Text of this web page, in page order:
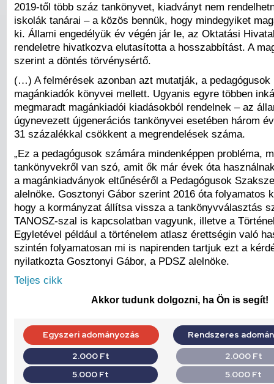
2019-től több száz tankönyvet, kiadványt nem
iskolák tanárai – a közös bennük, hogy mindegyiket
ki. Állami engedélyük év végén jár le, az Oktatási
rendeletre hivatkozva elutasította a hosszabbítást. A
szerint a döntés törvénysértő.
(…) A felmérések azonban azt mutatják, a pedagógusok
magánkiadók könyvei mellett. Ugyanis egyre többen
megmaradt magánkiadói kiadásokból rendelnek – az
úgynevezett újgenerációs tankönyvei esetében három
31 százalékkal csökkent a megrendelések száma.
„Ez a pedagógusok számára mindenképpen probléma,
tankönyvekről van szó, amit ők már évek óta
a magánkiadványok eltűnéséről a Pedagógusok
alelnöke. Gosztonyi Gábor szerint 2016 óta folyamatos
hogy a kormányzat állítsa vissza a tankönyvválasztás
TANOSZ-szal is kapcsolatban vagyunk, illetve a
Egyletével például a történelem atlasz érettségin való
szintén folyamatosan mi is napirenden tartjuk ezt a
nyilatkozta Gosztonyi Gábor, a PDSZ alelnöke.
Teljes cikk
Akkor tudunk dolgozni, ha Ön is segít!